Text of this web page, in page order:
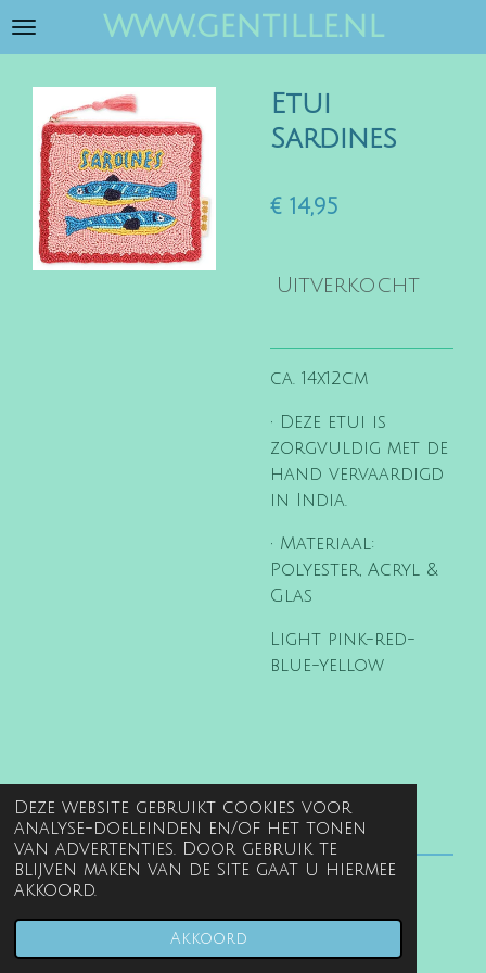
Deze website gebruikt cookies voor
analyse-doeleinden en/of het tonen
van advertenties. Door gebruik te
blijven maken van de site gaat u hiermee
akkoord.
Akkoord
Ga
hoofdinhoud
www.gentille.nl
Etui
Sardines
€ 14,95
Uitverkocht
ca. 14x12cm
• Deze etui is
zorgvuldig met de
hand vervaardigd
in India.
• Materiaal:
Polyester, Acryl &
Glas
Light pink-red-
blue-yellow
© 2022 - 2026 www.gentille.nl
JouwWeb